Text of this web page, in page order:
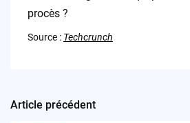
procès ?
Source : Techcrunch
Post
Article précédent